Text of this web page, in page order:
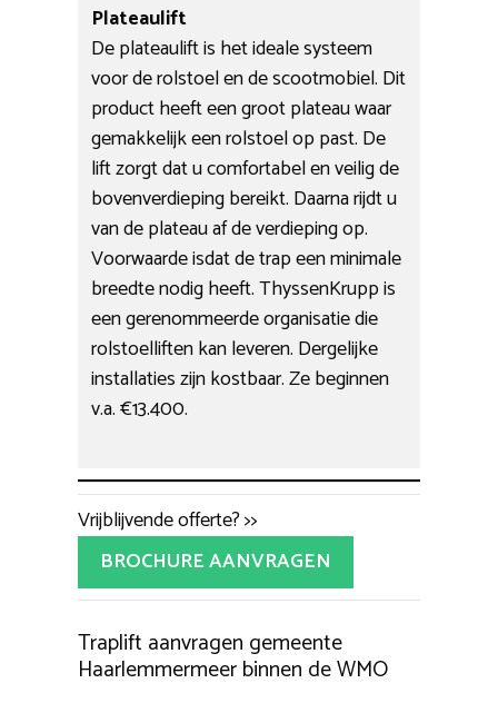
Plateaulift
De plateaulift is het ideale systeem
voor de rolstoel en de scootmobiel. Dit
product heeft een groot plateau waar
gemakkelijk een rolstoel op past. De
lift zorgt dat u comfortabel en veilig de
bovenverdieping bereikt. Daarna rijdt u
van de plateau af de verdieping op.
Voorwaarde isdat de trap een minimale
breedte nodig heeft. ThyssenKrupp is
een gerenommeerde organisatie die
rolstoelliften kan leveren. Dergelijke
installaties zijn kostbaar. Ze beginnen
v.a. €13.400.
Vrijblijvende offerte? >>
BROCHURE AANVRAGEN
Traplift aanvragen gemeente
Haarlemmermeer binnen de WMO